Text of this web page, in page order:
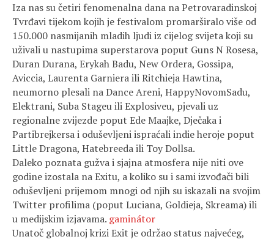
Iza nas su četiri fenomenalna dana na Petrovaradinskoj
Tvrđavi tijekom kojih je festivalom promarširalo više od
150.000 nasmijanih mladih ljudi iz cijelog svijeta koji su
uživali u nastupima superstarova poput Guns N Rosesa,
Duran Durana, Erykah Badu, New Ordera, Gossipa,
Aviccia, Laurenta Garniera ili Ritchieja Hawtina,
neumorno plesali na Dance Areni, HappyNovomSadu,
Elektrani, Suba Stageu ili Explosiveu, pjevali uz
regionalne zvijezde poput Ede Maajke, Dječaka i
Partibrejkersa i oduševljeni ispraćali indie heroje poput
Little Dragona, Hatebreeda ili Toy Dollsa.
Daleko poznata gužva i sjajna atmosfera nije niti ove
godine izostala na Exitu, a koliko su i sami izvođači bili
oduševljeni prijemom mnogi od njih su iskazali na svojim
Twitter profilima (poput Luciana, Goldieja, Skreama) ili
u medijskim izjavama. gaminátor
Unatoč globalnoj krizi Exit je održao status najvećeg,